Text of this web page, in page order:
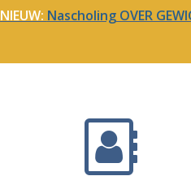
NIEUW: Nascholing OVER